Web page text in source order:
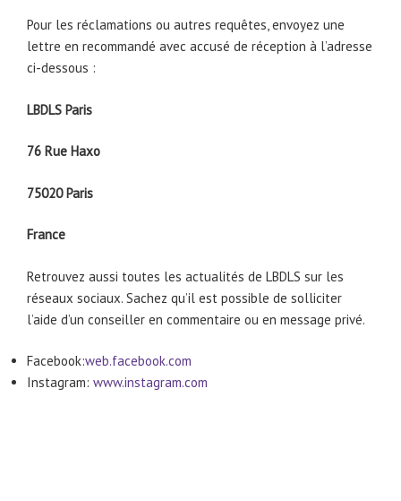
Pour les réclamations ou autres requêtes, envoyez une
lettre en recommandé avec accusé de réception à l’adresse
ci-dessous :
LBDLS Paris
76 Rue Haxo
75020 Paris
France
Retrouvez aussi toutes les actualités de LBDLS sur les
réseaux sociaux. Sachez qu’il est possible de solliciter
l’aide d’un conseiller en commentaire ou en message privé.
Facebook:web.facebook.com
Instagram: www.instagram.com